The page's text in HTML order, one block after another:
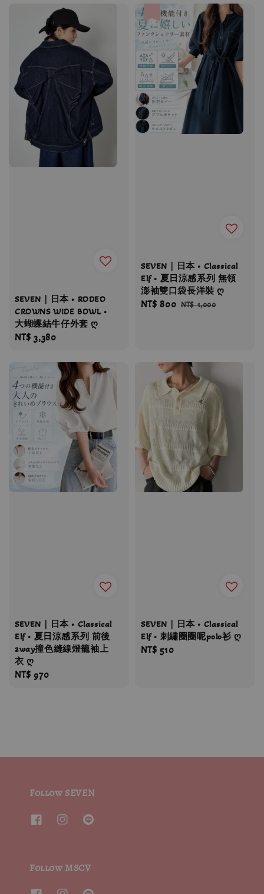
SEVEN｜日本 • RODEO
CROWNS WIDE BOWL •
大蝴蝶結牛仔外套 ღ
Regular
NT$ 3,380
SEVEN｜日本 • Classical
Elf • 夏日涼感系列 無領
澎袖雙口袋長洋裝 ღ
Sale
NT$ 800 Regular
NT$ 1,000
SEVEN｜日本 • Classical
Elf • 夏日涼感系列 前後
2way撞色縫線燈籠袖上
衣 ღ
Regular
NT$ 970
SEVEN｜日本 • Classical
Elf • 刺繡圈圈呢polo衫 ღ
Regular
NT$ 510
Follow SEVEN
Follow MSCV